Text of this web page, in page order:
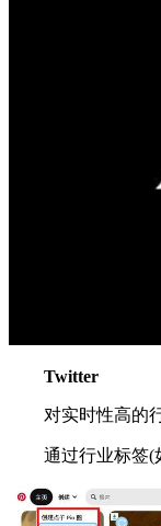
Twitter
对实时性高的行
通过行业标签(如